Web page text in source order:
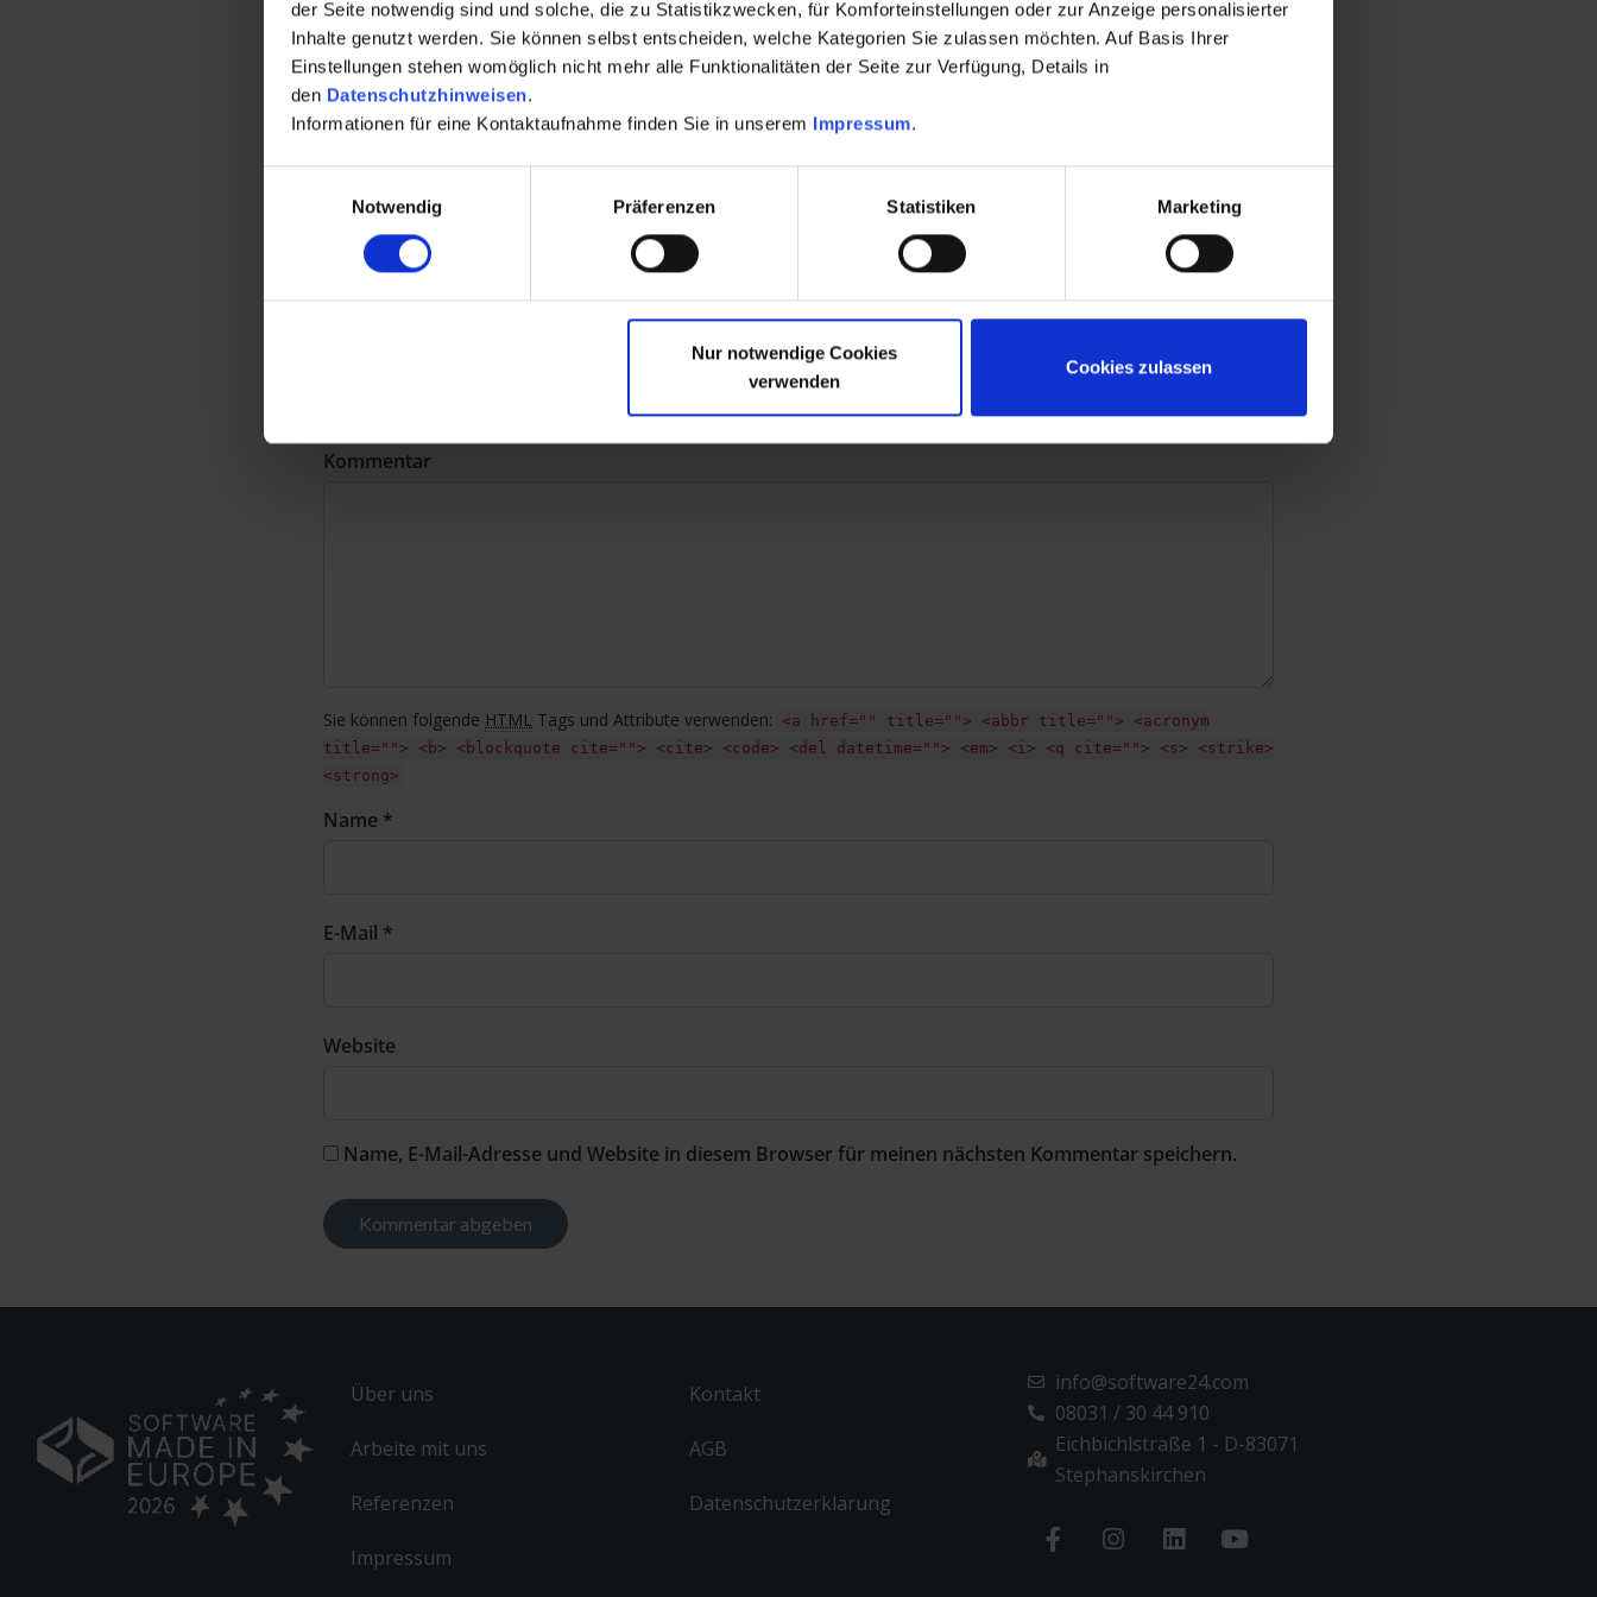
der Seite notwendig sind und solche, die zu Statistikzwecken, für Komforteinstellungen oder zur Anzeige personalisierter
Inhalte genutzt werden. Sie können selbst entscheiden, welche Kategorien Sie zulassen möchten. Auf Basis Ihrer
Einstellungen stehen womöglich nicht mehr alle Funktionalitäten der Seite zur Verfügung, Details in
den Datenschutzhinweisen.
Informationen für eine Kontaktaufnahme finden Sie in unserem Impressum.
Notwendig
Präferenzen Statistiken Marketing
Nur notwendige Cookies
verwenden
Cookies zulassen
auch zu berücksichtigen, dass über den Beschluss bis hin zur Aufnahme der Arbeit durch den
Notverwalter zumindest einige Wochen verstreichen. In manchen Fällen kann es daher sogar günstiger
sein, wenn die Eigentümerversammlung gleich einen dauerhaften neuen Verwalter bestimmt.
Der Notverwalter hat übrigens den gleichen Anspruch auf Vergütung wie ein auf üblichem Weg von der
Eine Antwort hinterlassen
Ihre E-Mail Adresse wird nicht veröffentlicht. Erforderliche Felder sind mit * gekennzeichnet.
Kommentar
Sie können folgende HTML Tags und Attribute verwenden:
<a href="" title=""> <abbr title=""> <acronym
title=""> <b> <blockquote cite=""> <cite> <code> <del datetime=""> <em> <i> <q cite=""> <s> <strike>
<strong>
Name *
E-Mail *
Website
Name, E-Mail-Adresse und Website in diesem Browser für meinen nächsten Kommentar speichern.
Über uns
Arbeite mit uns
Referenzen
Impressum
Kontakt
AGB
Datenschutzerklärung
info@software24.com
08031 / 30 44 910
Eichbichlstraße 1 - D-83071
Stephanskirchen